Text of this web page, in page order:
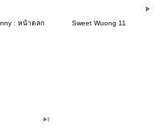
: หน้าตลก Sweet Wuong 11